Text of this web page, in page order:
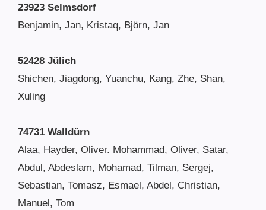
23923 Selmsdorf
Benjamin, Jan, Kristaq, Björn, Jan
52428 Jülich
Shichen, Jiagdong, Yuanchu, Kang, Zhe, Shan,
Xuling
74731 Walldürn
Alaa, Hayder, Oliver. Mohammad, Oliver, Satar,
Abdul, Abdeslam, Mohamad, Tilman, Sergej,
Sebastian, Tomasz, Esmael, Abdel, Christian,
Manuel, Tom